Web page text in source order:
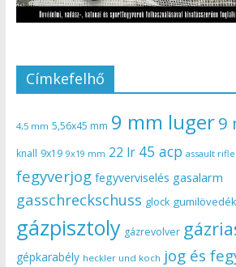
Címkefelhő
4,5 mm 5,56x45 mm 9 mm luger9
knall 9x19 9x19 mm 22 lr 45 acp assault rifle
fegyverjog fegyverviselés gasalarm
gasschreckschuss glock
gázpisztoly gázrevolver
gépkarabély heckler und koch jog és